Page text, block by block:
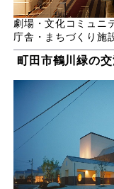
劇場・文化コミュニ
庁舎・まちづくり施
町田市鶴川緑の